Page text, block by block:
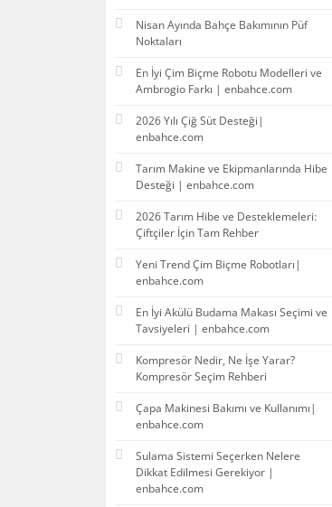
Nisan Ayında Bahçe Bakımının Püf
Noktaları
En İyi Çim Biçme Robotu Modelleri ve
Ambrogio Farkı | enbahce.com
2026 Yılı Çiğ Süt Desteği|
enbahce.com
Tarım Makine ve Ekipmanlarında Hibe
Desteği | enbahce.com
2026 Tarım Hibe ve Desteklemeleri:
Çiftçiler İçin Tam Rehber
Yeni Trend Çim Biçme Robotları|
enbahce.com
En İyi Akülü Budama Makası Seçimi ve
Tavsiyeleri | enbahce.com
Kompresör Nedir, Ne İşe Yarar?
Kompresör Seçim Rehberi
Çapa Makinesi Bakımı ve Kullanımı|
enbahce.com
Sulama Sistemi Seçerken Nelere
Dikkat Edilmesi Gerekiyor |
enbahce.com